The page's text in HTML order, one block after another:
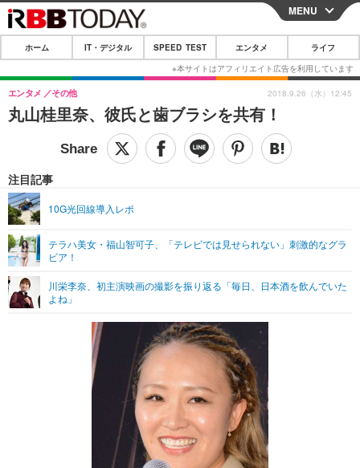
CLOSE
ホーム
IT・デジタル
IT・デジタルTOP スマートフォン
ネタ ガジェット・ツール
SPEED TEST
エンタメ
音楽 スポーツ
グラビア ブログ
ライフ
ペット ショッピング
その他
リリース一覧
プッシュ通知の停止方法
MENU
ホーム IT・デジタル SPEED TEST エンタメ ライフ
丸山桂里奈、彼氏と歯ブラシを共有！
エンタメ その他
注目記事
10G光回線導入レポ
テラハ美女・福山智可子、「テレビでは見せられない」刺激的なグラ
ビア！
川栄李奈、初主演映画の撮影を振り返る「毎日、日本酒を飲んでいた
よね」
2018.9.26（水）12:45